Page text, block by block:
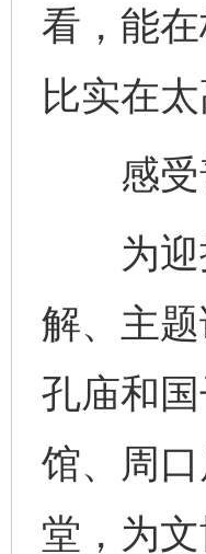
看，能
比实在
感受
为迎接
解、主
孔庙和
馆、周
堂，为